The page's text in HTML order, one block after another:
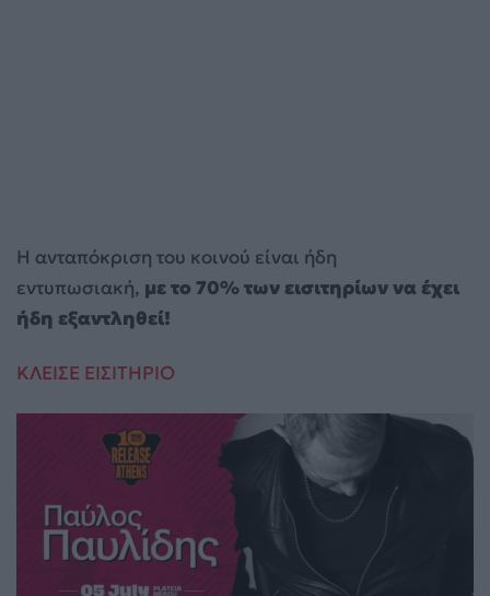
Η ανταπόκριση του κοινού είναι ήδη
εντυπωσιακή, με το 70% των εισιτηρίων να έχει
ήδη εξαντληθεί!
ΚΛΕΙΣΕ ΕΙΣΙΤΗΡΙΟ